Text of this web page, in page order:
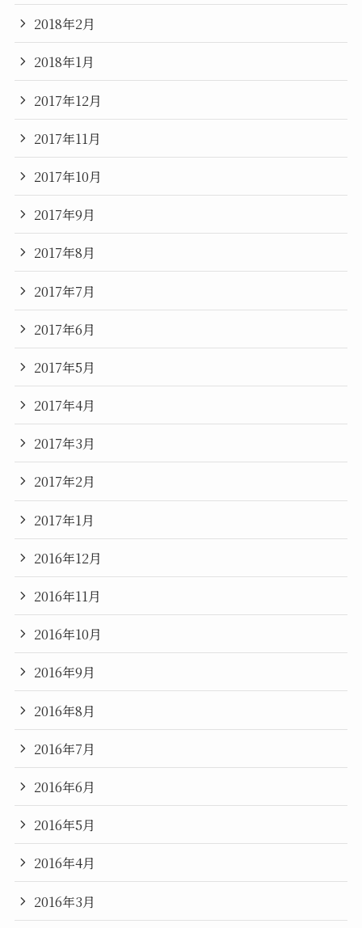
2018年2月
2018年1月
2017年12月
2017年11月
2017年10月
2017年9月
2017年8月
2017年7月
2017年6月
2017年5月
2017年4月
2017年3月
2017年2月
2017年1月
2016年12月
2016年11月
2016年10月
2016年9月
2016年8月
2016年7月
2016年6月
2016年5月
2016年4月
2016年3月